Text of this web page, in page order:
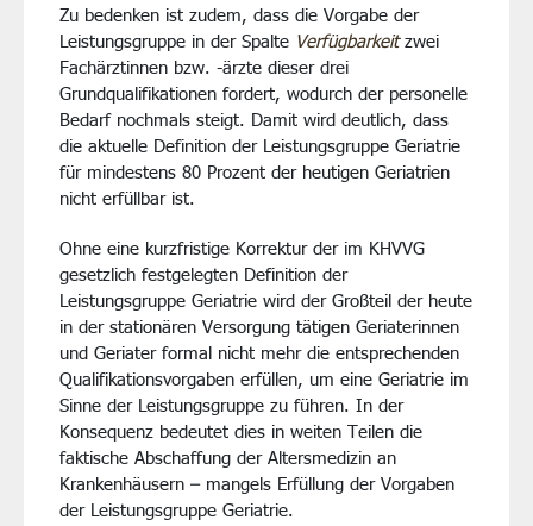
Zu bedenken ist zudem, dass die Vorgabe der
Leistungsgruppe in der Spalte Verfügbarkeitzwei
Fachärztinnen bzw. -ärzte dieser drei
Grundqualifikationen fordert, wodurch der personelle
Bedarf nochmals steigt. Damit wird deutlich, dass
die aktuelle Definition der Leistungsgruppe Geriatrie
für mindestens 80 Prozent der heutigen Geriatrien
nicht erfüllbar ist.
Ohne eine kurzfristige Korrektur der im KHVVG
gesetzlich festgelegten Definition der
Leistungsgruppe Geriatrie wird der Großteil der heute
in der stationären Versorgung tätigen Geriaterinnen
und Geriater formal nicht mehr die entsprechenden
Qualifikationsvorgaben erfüllen, um eine Geriatrie im
Sinne der Leistungsgruppe zu führen. In der
Konsequenz bedeutet dies in weiten Teilen die
faktische Abschaffung der Altersmedizin an
Krankenhäusern – mangels Erfüllung der Vorgaben
der Leistungsgruppe Geriatrie.